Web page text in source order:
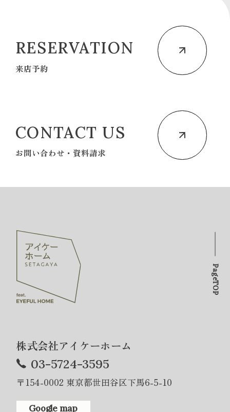
RESERVATION
来店予約
CONTACT US
お問い合わせ・資料請求
株式会社アイケーホーム
03-5724-3595
〒154-0002 東京都世田谷区下馬6-5-10
Google map
PageTOP